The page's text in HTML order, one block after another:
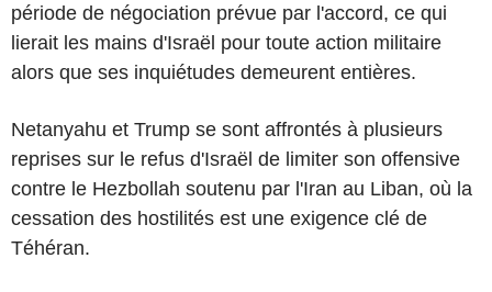
période de négociation prévue par l'accord, ce qui
lierait les mains d'Israël pour toute action militaire
alors que ses inquiétudes demeurent entières.
Netanyahu et Trump se sont affrontés à plusieurs
reprises sur le refus d'Israël de limiter son offensive
contre le Hezbollah soutenu par l'Iran au Liban, où la
cessation des hostilités est une exigence clé de
Téhéran.